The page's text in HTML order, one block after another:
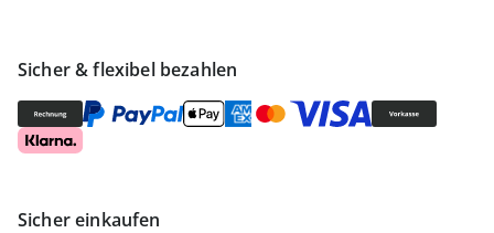
Sicher & flexibel bezahlen
Sicher einkaufen